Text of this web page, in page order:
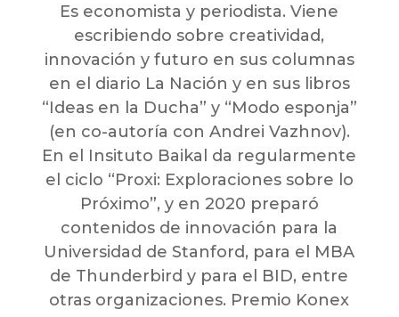
Es economista y periodista. Viene
escribiendo sobre creatividad,
innovación y futuro en sus columnas
en el diario La Nación y en sus libros
“Ideas en la Ducha” y “Modo esponja”
(en co-autoría con Andrei Vazhnov).
En el Insituto Baikal da regularmente
el ciclo “Proxi: Exploraciones sobre lo
Próximo”, y en 2020 preparó
contenidos de innovación para la
Universidad de Stanford, para el MBA
de Thunderbird y para el BID, entre
otras organizaciones. Premio Konex